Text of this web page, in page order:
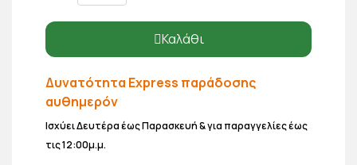
Καλάθι
Δυνατότητα Express παράδοσης
αυθημερόν
Ισχύει Δευτέρα έως Παρασκευή & για παραγγελίες έως
τις 12:00μ.μ.